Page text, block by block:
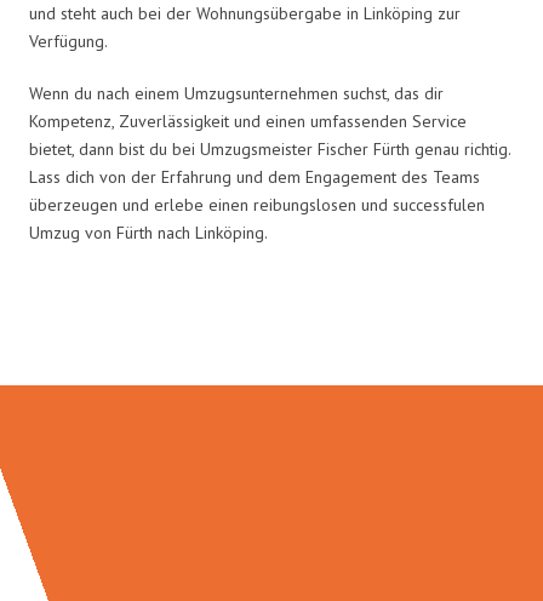
und steht auch bei der Wohnungsübergabe in Linköping zur
Verfügung.
Wenn du nach einem Umzugsunternehmen suchst, das dir
Kompetenz, Zuverlässigkeit und einen umfassenden Service
bietet, dann bist du bei Umzugsmeister Fischer Fürth genau richtig.
Lass dich von der Erfahrung und dem Engagement des Teams
überzeugen und erlebe einen reibungslosen und successfulen
Umzug von Fürth nach Linköping.